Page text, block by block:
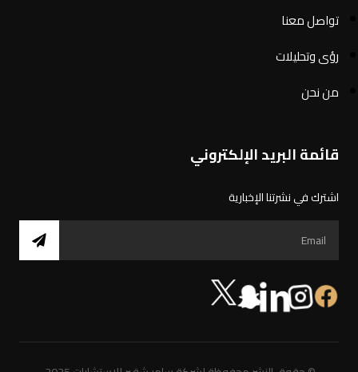
تواصل معنا
رؤى وتحليلات
من نحن
قائمة البريد الإلكتروني
اشترك في نشرتنا الإخبارية